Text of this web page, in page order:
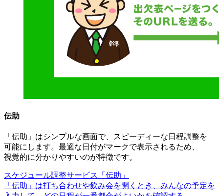
伝助
「伝助」はシンプルな画面で、 スピーディーな 日程調整を
可能にします。 最適な 日付がマークで表示されるため、
視覚的に分かりやすいのが特徴です。
スケジュール調整サービス
「伝助」
「伝助」は打ち合わせや飲み会を開く とき、 みんなの予定を